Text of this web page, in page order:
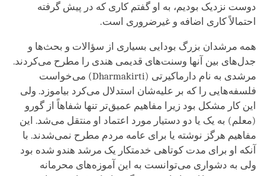
دوست نزدیک بودیم، به او گفتم کاری که در پیش گرفته
احتمالاً کاری اضافه و غیرضروری است.
همه مرشدان بزرگ بودایی بسیاری از سؤالات و بحث‌ها و
جدل‌های بین آنها وسنت‌های قدیمی هندی را مطرح می‌کردند.
مرشدی به نام دارماکیرتی (Dharmakirti) می‌خواست
فلسفه‌هایی را که بر علیه‌‌شان استدلال می‌کرد بیاموزد. ولی
این کار مشکل بود زیرا مفاهیم عمیق‌تر تنها شفاهاً از گورو
(معلم) به یک یا دو دستیار مورد اعتماد او منتقل می‌شد. این
مفاهیم هرگز نوشته یا برای عامه مردم مطرح نمی‌شدند. با
آنکه او برای مدت کوتاهی خدمتکار یک مرشد هندو شده بود
ولی به‌ دشواری می‌توانست به این آموزه‌های محرمانه